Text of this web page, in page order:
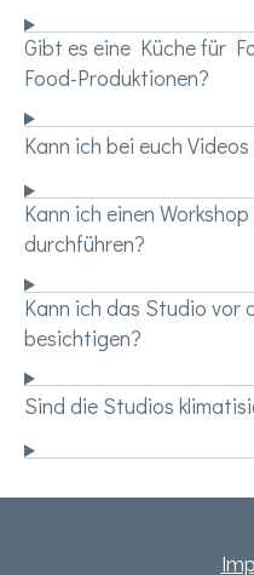
Gibt es eine Küche für
Food-Produktionen?
Kann ich bei euch
Kann ich einen
durchführen?
Kann ich das Studio vor
besichtigen?
Sind die Studios